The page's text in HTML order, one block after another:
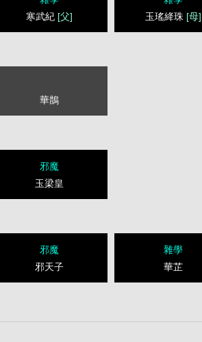
寒武紀 [父]
玉瑤絳珠 [母]
華鵲
邪魔
玉梁皇
邪魔
邪天子
雜學
華芷